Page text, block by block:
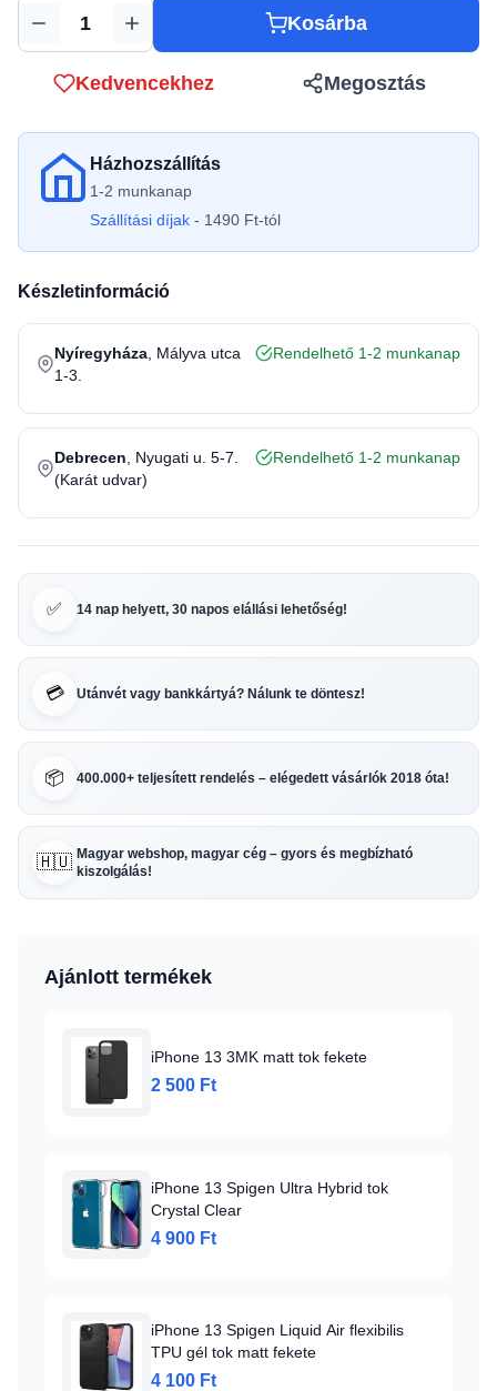
Mennyiség Kosárba
Kedvencekhez Megosztás
Házhozszállítás
1-2 munkanap
Szállítási díjak - 1490 Ft-tól
Készletinformáció
Nyíregyháza , Mályva utca
1-3.
Rendelhető 1-2 munkanap
Debrecen , Nyugati u. 5-7.
(Karát udvar)
Rendelhető 1-2 munkanap
✅ 14 nap helyett, 30 napos elállási lehetőség!
💳 Utánvét vagy bankkártyá? Nálunk te döntesz!
📦 400.000+ teljesített rendelés – elégedett vásárlók 2018 óta!
🇭🇺 Magyar webshop, magyar cég – gyors és megbízható
kiszolgálás!
Ajánlott termékek
iPhone 13 3MK matt tok fekete
2 500 Ft
iPhone 13 Spigen Ultra Hybrid tok
Crystal Clear
4 900 Ft
iPhone 13 Spigen Liquid Air flexibilis
TPU gél tok matt fekete
4 100 Ft